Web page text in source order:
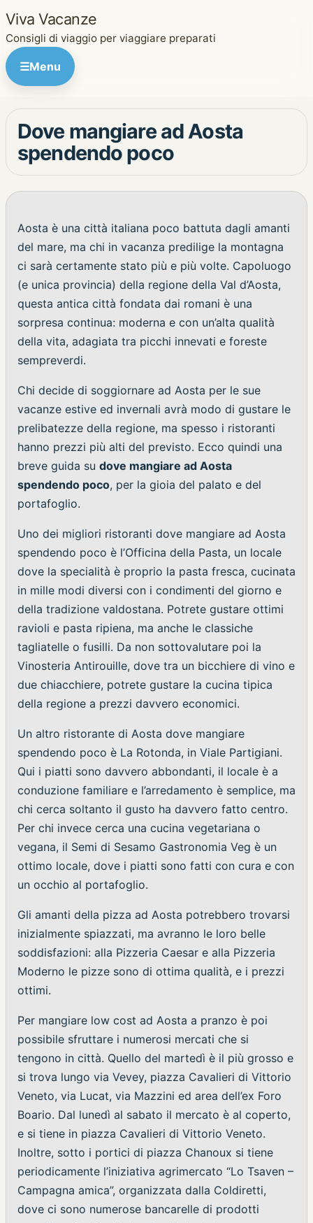
Viva Vacanze
Consigli di viaggio per viaggiare preparati
☰Menu
Dove mangiare ad Aosta
spendendo poco
Aosta è una città italiana poco battuta dagli amanti
del mare, ma chi in vacanza predilige la montagna
ci sarà certamente stato più e più volte. Capoluogo
(e unica provincia) della regione della Val d’Aosta,
questa antica città fondata dai romani è una
sorpresa continua: moderna e con un’alta qualità
della vita, adagiata tra picchi innevati e foreste
sempreverdi.
Chi decide di soggiornare ad Aosta per le sue
vacanze estive ed invernali avrà modo di gustare le
prelibatezze della regione, ma spesso i ristoranti
hanno prezzi più alti del previsto. Ecco quindi una
breve guida su dove mangiare ad Aosta
spendendo poco, per la gioia del palato e del
portafoglio.
Uno dei migliori ristoranti dove mangiare ad Aosta
spendendo poco è l’Officina della Pasta, un locale
dove la specialità è proprio la pasta fresca, cucinata
in mille modi diversi con i condimenti del giorno e
della tradizione valdostana. Potrete gustare ottimi
ravioli e pasta ripiena, ma anche le classiche
tagliatelle o fusilli. Da non sottovalutare poi la
Vinosteria Antirouille, dove tra un bicchiere di vino e
due chiacchiere, potrete gustare la cucina tipica
della regione a prezzi davvero economici.
Un altro ristorante di Aosta dove mangiare
spendendo poco è La Rotonda, in Viale Partigiani.
Qui i piatti sono davvero abbondanti, il locale è a
conduzione familiare e l’arredamento è semplice, ma
chi cerca soltanto il gusto ha davvero fatto centro.
Per chi invece cerca una cucina vegetariana o
vegana, il Semi di Sesamo Gastronomia Veg è un
ottimo locale, dove i piatti sono fatti con cura e con
un occhio al portafoglio.
Gli amanti della pizza ad Aosta potrebbero trovarsi
inizialmente spiazzati, ma avranno le loro belle
soddisfazioni: alla Pizzeria Caesar e alla Pizzeria
Moderno le pizze sono di ottima qualità, e i prezzi
ottimi.
Per mangiare low cost ad Aosta a pranzo è poi
possibile sfruttare i numerosi mercati che si
tengono in città. Quello del martedì è il più grosso e
si trova lungo via Vevey, piazza Cavalieri di Vittorio
Veneto, via Lucat, via Mazzini ed area dell’ex Foro
Boario. Dal lunedì al sabato il mercato è al coperto,
e si tiene in piazza Cavalieri di Vittorio Veneto.
Inoltre, sotto i portici di piazza Chanoux si tiene
periodicamente l’iniziativa agrimercato “Lo Tsaven –
Campagna amica”, organizzata dalla Coldiretti,
dove ci sono numerose bancarelle di prodotti